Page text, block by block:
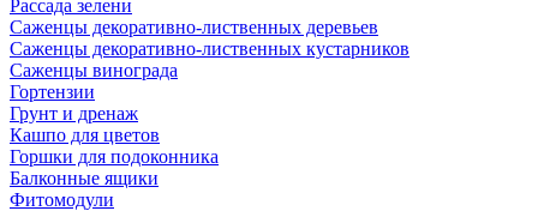
Рассада зелени
Саженцы декоративно-лиственных деревьев
Саженцы декоративно-лиственных кустарников
Саженцы винограда
Гортензии
Грунт и дренаж
Кашпо для цветов
Горшки для подоконника
Балконные ящики
Фитомодули